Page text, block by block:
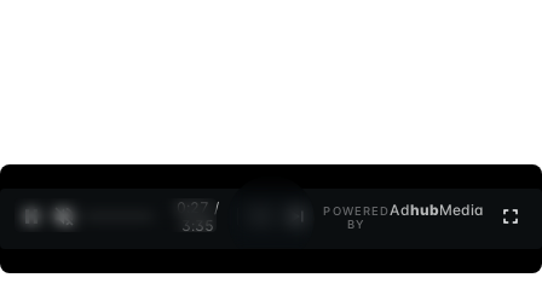
0:27 /
3:35
POWERED
BY
AdhubMedia